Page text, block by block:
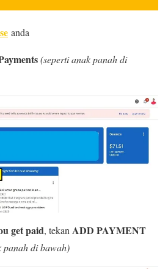
anda
(seperti anak panah di
get paid, tekanADD PAYMENT
panah di bawah)